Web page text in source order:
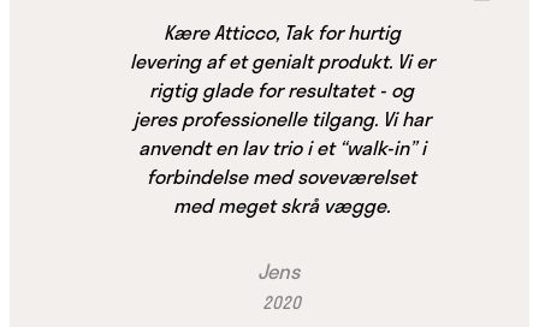
Kære Atticco, Tak for hurtig
levering af et genialt produkt. Vi er
rigtig glade for resultatet - og
jeres professionelle tilgang. Vi har
anvendt en lav trio i et “walk-in” i
forbindelse med soveværelset
med meget skrå vægge.
Jens
2020